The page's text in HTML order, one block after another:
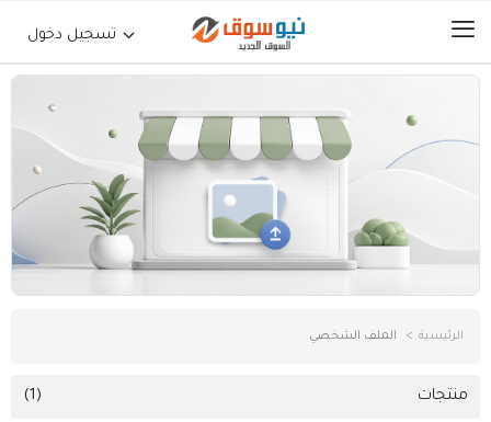
تسجيل دخول
الرئيسية
جوالات أجهزة لوحية
الرئيسية الملف الشخصي
منتجات (1)